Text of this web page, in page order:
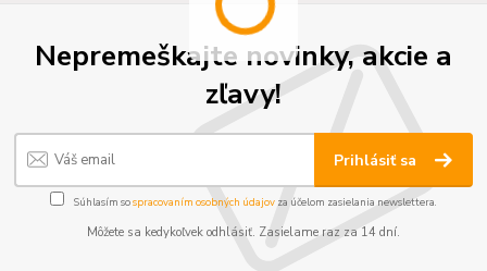
Nepremeškajte novinky, akcie a
zľavy!
Prihlásiť sa
Súhlasím sospracovaním osobných údajov za účelom zasielania newslettera.
Môžete sa kedykoľvek odhlásiť. Zasielame raz za 14 dní.